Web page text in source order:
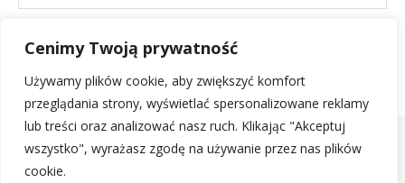
Cenimy Twoją prywatność
Używamy plików cookie, aby zwiększyć komfort
przeglądania strony, wyświetlać spersonalizowane reklamy
lub treści oraz analizować nasz ruch. Klikając "Akceptuj
wszystko", wyrażasz zgodę na używanie przez nas plików
cookie.